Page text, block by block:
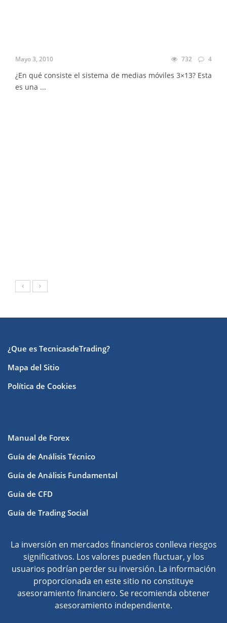
Mayo 3, 2010 732 4
¿En qué consiste el sistema de medias móviles 3×13? Esta
es una ...
¿Que es TecnicasdeTrading?
Mapa del Sitio
Política de Cookies
Manual de Forex
Guía de Análisis Técnico
Guía de Análisis Fundamental
Guía de CFD
Guía de Trading Social
La inversión en mercados financieros conlleva riesgos
significativos. Los valores pueden fluctuar, y los
usuarios podrían perder su inversión. La información
proporcionada en este sitio no constituye
asesoramiento financiero. Se recomienda obtener
asesoramiento independiente.